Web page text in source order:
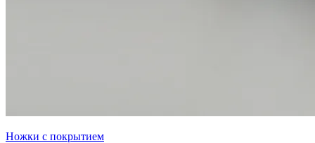
Ножки с покрытием